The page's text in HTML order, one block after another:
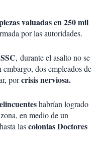
valuadas en 250 mil
por las autoridades.
, durante el asalto no se
embargo, dos empleados de
porcrisis nerviosa.
habrían logrado
en medio de un
lascolonias Doctores